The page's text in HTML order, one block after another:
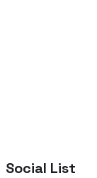
Social List